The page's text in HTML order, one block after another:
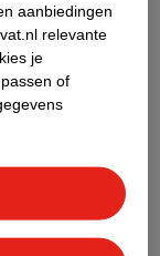
aanbiedingen
relevante
je
of